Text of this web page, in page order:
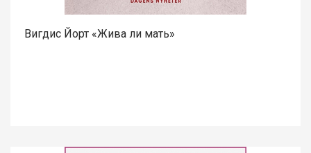
Вигдис Йорт «Жива ли мать»